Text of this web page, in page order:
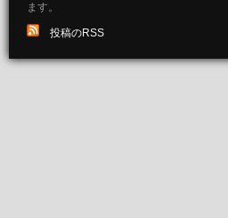
ます。
投稿のRSS